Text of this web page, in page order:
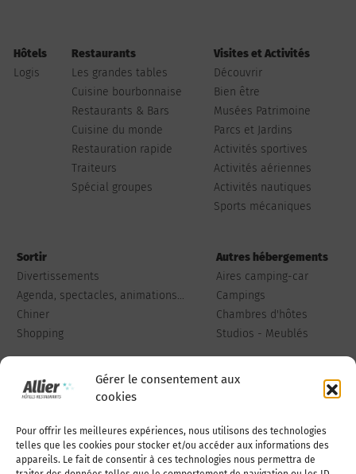
Gérer le consentement aux
cookies
Pour offrir les meilleures expériences, nous utilisons des technologies
telles que les cookies pour stocker et/ou accéder aux informations des
appareils. Le fait de consentir à ces technologies nous permettra de
Hôtels
Logis
Restaurants
Les grandes tables
Cuisine bourbonnaise
Restaurants & Bars
Cuisine du monde
Restauration rapide
Traiteurs
Spécial groupes
Visites et Activités
Découvrir
Bien être
Musées Patrimoine
Parcs et Jardins
Activités sportives
Activités aériennes
Activités nautiques
Sports mécaniques
Sortir
Divertissements
Agenda, spectacles, animations...
Chiner
Shopping
Autres hébergements
Aires camping-car
Campings
Chambres d'hôtes
Studios - Meublés
Qui sommes-nous Publiez votre annonce